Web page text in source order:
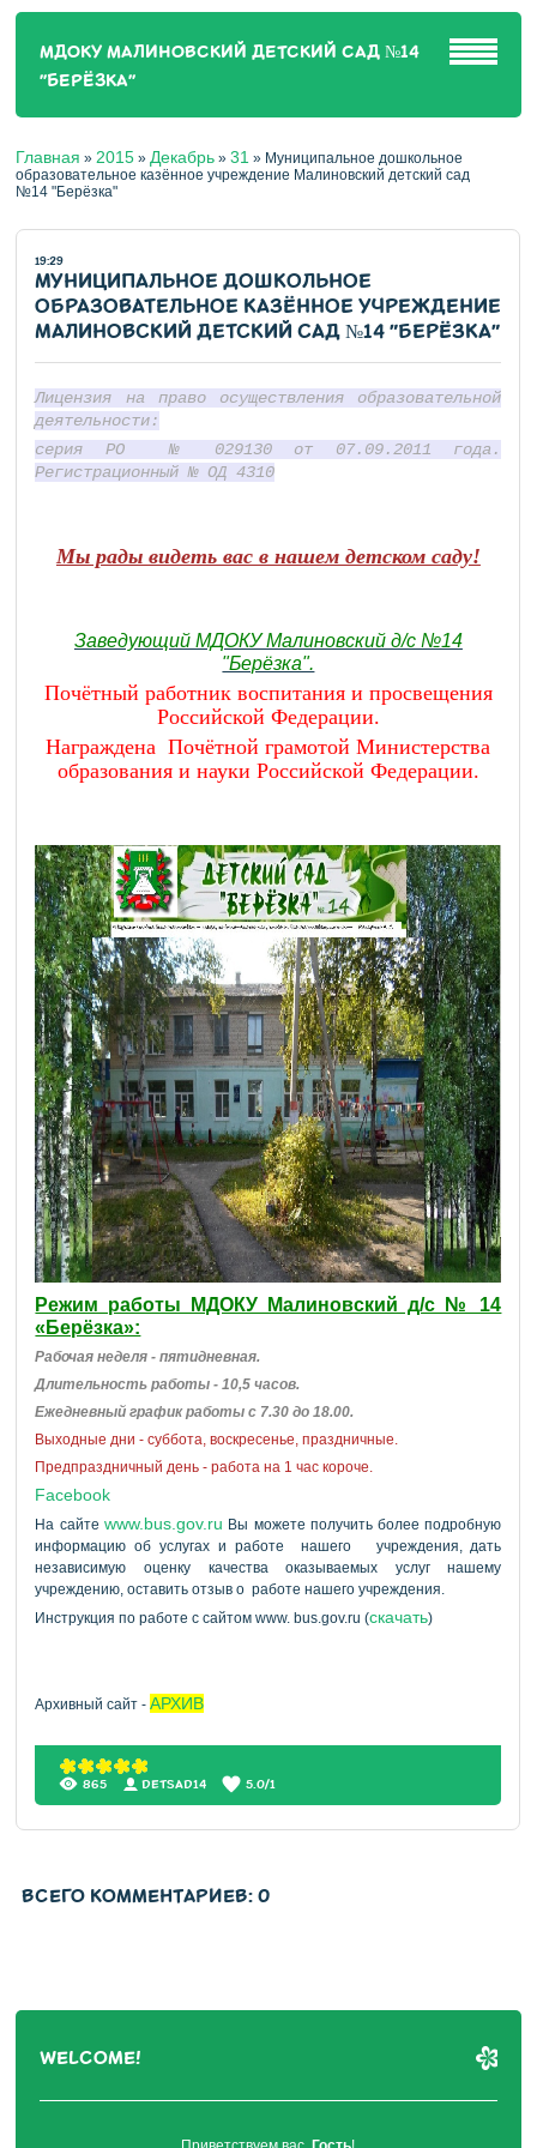
МДОКУ МАЛИНОВСКИЙ ДЕТСКИЙ САД №14
"БЕРЁЗКА"
Главная » 2015 » Декабрь » 31 » Муниципальное дошкольное
образовательное казённое учреждение Малиновский детский сад
№14 "Берёзка"
19:29
МУНИЦИПАЛЬНОЕ ДОШКОЛЬНОЕ
ОБРАЗОВАТЕЛЬНОЕ КАЗЁННОЕ УЧРЕЖДЕНИЕ
МАЛИНОВСКИЙ ДЕТСКИЙ САД №14 "БЕРЁЗКА"
Лицензия на право осуществления образовательной
деятельности:
серия РО № 029130 от 07.09.2011 года.
Регистрационный № ОД 4310
Мы рады видеть вас в нашем детском саду!
Заведующий МДОКУ Малиновский д/с №14
"Берёзка".
Почётный работник воспитания и просвещения
Российской Федерации.
Награждена Почётной грамотой Министерства
образования и науки Российской Федерации.
Режим работы МДОКУ Малиновский д/с № 14
«Берёзка»:
Рабочая неделя - пятидневная.
Длительность работы - 10,5 часов.
Ежедневный график работы с 7.30 до 18.00.
Выходные дни - суббота, воскресенье, праздничные.
Предпраздничный день - работа на 1 час короче.
Facebook
На сайтеwww.bus.gov.ru Вы можете получить более подробную
информацию об услугах и работе нашего учреждения, дать
независимую оценку качества оказываемых услуг нашему
учреждению, оставить отзыв о работе нашего учреждения.
Инструкция по работе с сайтом www. bus.gov.ru (скачать)
Архивный сайт -АРХИВ
865 DETSAD14 5.0/1
ВСЕГО КОММЕНТАРИЕВ:0
WELCOME!